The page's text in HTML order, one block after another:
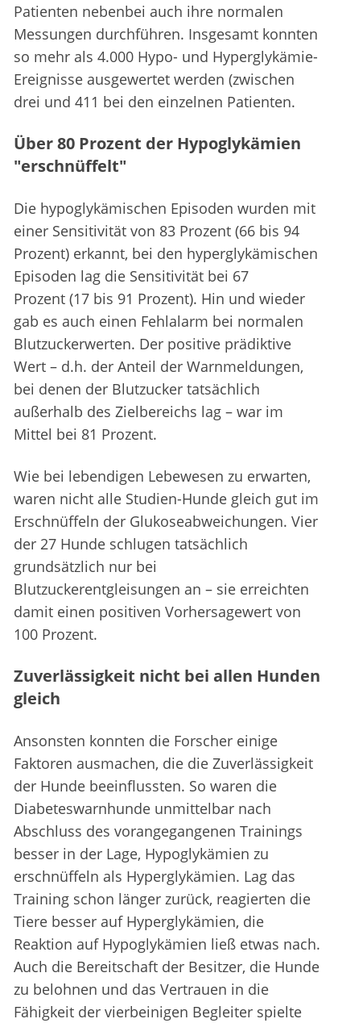
Patienten nebenbei auch ihre normalen
Messungen durchführen. Insgesamt konnten
so mehr als 4.000 Hypo- und Hyperglykämie-
Ereignisse ausgewertet werden (zwischen
drei und 411 bei den einzelnen Patienten.
Über 80 Prozent der Hypoglykämien
"erschnüffelt"
Die hypoglykämischen Episoden wurden mit
einer Sensitivität von 83 Prozent (66 bis 94
Prozent) erkannt, bei den hyperglykämischen
Episoden lag die Sensitivität bei 67
Prozent (17 bis 91 Prozent). Hin und wieder
gab es auch einen Fehlalarm bei normalen
Blutzuckerwerten. Der positive prädiktive
Wert – d.h. der Anteil der Warnmeldungen,
bei denen der Blutzucker tatsächlich
außerhalb des Zielbereichs lag – war im
Mittel bei 81 Prozent.
Wie bei lebendigen Lebewesen zu erwarten,
waren nicht alle Studien-Hunde gleich gut im
Erschnüffeln der Glukoseabweichungen. Vier
der 27 Hunde schlugen tatsächlich
grundsätzlich nur bei
Blutzuckerentgleisungen an – sie erreichten
damit einen positiven Vorhersagewert von
100 Prozent.
Zuverlässigkeit nicht bei allen Hunden
gleich
Ansonsten konnten die Forscher einige
Faktoren ausmachen, die die Zuverlässigkeit
der Hunde beeinflussten. So waren die
Diabeteswarnhunde unmittelbar nach
Abschluss des vorangegangenen Trainings
besser in der Lage, Hypoglykämien zu
erschnüffeln als Hyperglykämien. Lag das
Training schon länger zurück, reagierten die
Tiere besser auf Hyperglykämien, die
Reaktion auf Hypoglykämien ließ etwas nach.
Auch die Bereitschaft der Besitzer, die Hunde
zu belohnen und das Vertrauen in die
Fähigkeit der vierbeinigen Begleiter spielte